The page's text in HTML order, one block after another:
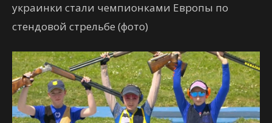
украинки стали чемпионками Европы по
стендовой стрельбе (фото)